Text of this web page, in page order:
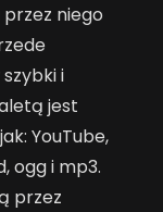
niego
i
jest
YouTube,
ogg i mp3.
przez